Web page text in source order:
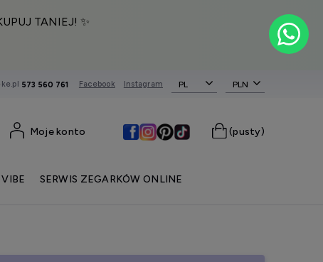
TANIEJ! ✨
573 560 761 Facebook Instagram PL
(pusty)
Moje konto
SERWIS ZEGARKÓW ONLINE